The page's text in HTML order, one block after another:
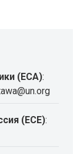
(ECA):
(ECE):